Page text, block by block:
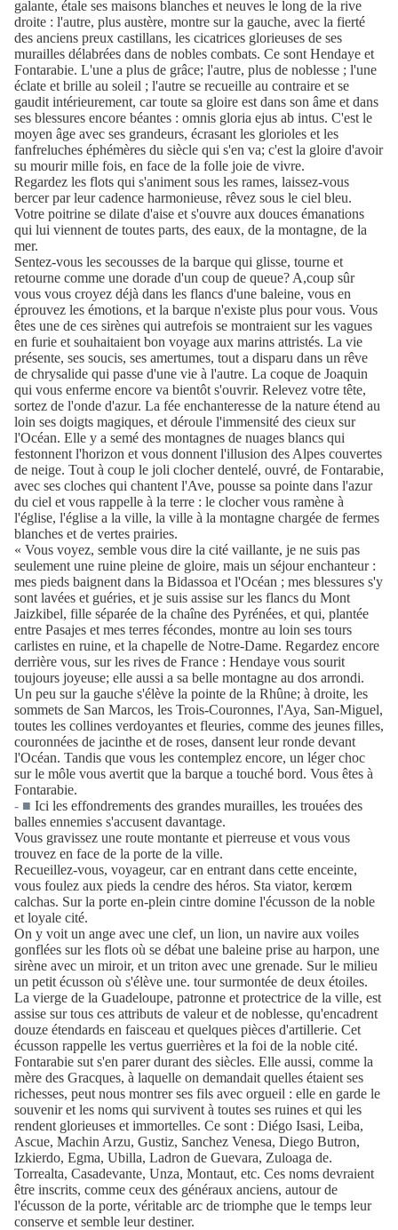
galante, étale ses maisons blanches et neuves le long de la rive
droite : l'autre, plus austère, montre sur la gauche, avec la fierté
des anciens preux castillans, les cicatrices glorieuses de ses
murailles délabrées dans de nobles combats. Ce sont Hendaye et
Fontarabie. L'une a plus de grâce; l'autre, plus de noblesse ; l'une
éclate et brille au soleil ; l'autre se recueille au contraire et se
gaudit intérieurement, car toute sa gloire est dans son âme et dans
ses blessures encore béantes : omnis gloria ejus ab intus. C'est le
moyen âge avec ses grandeurs, écrasant les glorioles et les
fanfreluches éphémères du siècle qui s'en va; c'est la gloire d'avoir
su mourir mille fois, en face de la folle joie de vivre.
Regardez les flots qui s'animent sous les rames, laissez-vous
bercer par leur cadence harmonieuse, rêvez sous le ciel bleu.
Votre poitrine se dilate d'aise et s'ouvre aux douces émanations
qui lui viennent de toutes parts, des eaux, de la montagne, de la
mer.
Sentez-vous les secousses de la barque qui glisse, tourne et
retourne comme une dorade d'un coup de queue? A,coup sûr
vous vous croyez déjà dans les flancs d'une baleine, vous en
éprouvez les émotions, et la barque n'existe plus pour vous. Vous
êtes une de ces sirènes qui autrefois se montraient sur les vagues
en furie et souhaitaient bon voyage aux marins attristés. La vie
présente, ses soucis, ses amertumes, tout a disparu dans un rêve
de chrysalide qui passe d'une vie à l'autre. La coque de Joaquin
qui vous enferme encore va bientôt s'ouvrir. Relevez votre tête,
sortez de l'onde d'azur. La fée enchanteresse de la nature étend au
loin ses doigts magiques, et déroule l'immensité des cieux sur
l'Océan. Elle y a semé des montagnes de nuages blancs qui
festonnent l'horizon et vous donnent l'illusion des Alpes couvertes
de neige. Tout à coup le joli clocher dentelé, ouvré, de Fontarabie,
avec ses cloches qui chantent l'Ave, pousse sa pointe dans l'azur
du ciel et vous rappelle à la terre : le clocher vous ramène à
l'église, l'église a la ville, la ville à la montagne chargée de fermes
blanches et de vertes prairies.
« Vous voyez, semble vous dire la cité vaillante, je ne suis pas
seulement une ruine pleine de gloire, mais un séjour enchanteur :
mes pieds baignent dans la Bidassoa et l'Océan ; mes blessures s'y
sont lavées et guéries, et je suis assise sur les flancs du Mont
Jaizkibel, fille séparée de la chaîne des Pyrénées, et qui, plantée
entre Pasajes et mes terres fécondes, montre au loin ses tours
carlistes en ruine, et la chapelle de Notre-Dame. Regardez encore
derrière vous, sur les rives de France : Hendaye vous sourit
toujours joyeuse; elle aussi a sa belle montagne au dos arrondi.
Un peu sur la gauche s'élève la pointe de la Rhûne; à droite, les
sommets de San Marcos, les Trois-Couronnes, l'Aya, San-Miguel,
toutes les collines verdoyantes et fleuries, comme des jeunes filles,
couronnées de jacinthe et de roses, dansent leur ronde devant
l'Océan. Tandis que vous les contemplez encore, un léger choc
sur le môle vous avertit que la barque a touché bord. Vous êtes à
Fontarabie.
- ■ Ici les effondrements des grandes murailles, les trouées des
balles ennemies s'accusent davantage.
Vous gravissez une route montante et pierreuse et vous vous
trouvez en face de la porte de la ville.
Recueillez-vous, voyageur, car en entrant dans cette enceinte,
vous foulez aux pieds la cendre des héros. Sta viator, kerœm
calchas. Sur la porte en-plein cintre domine l'écusson de la noble
et loyale cité.
On y voit un ange avec une clef, un lion, un navire aux voiles
gonflées sur les flots où se débat une baleine prise au harpon, une
sirène avec un miroir, et un triton avec une grenade. Sur le milieu
un petit écusson où s'élève une. tour surmontée de deux étoiles.
La vierge de la Guadeloupe, patronne et protectrice de la ville, est
assise sur tous ces attributs de valeur et de noblesse, qu'encadrent
douze étendards en faisceau et quelques pièces d'artillerie. Cet
écusson rappelle les vertus guerrières et la foi de la noble cité.
Fontarabie sut s'en parer durant des siècles. Elle aussi, comme la
mère des Gracques, à laquelle on demandait quelles étaient ses
richesses, peut nous montrer ses fils avec orgueil : elle en garde le
souvenir et les noms qui survivent à toutes ses ruines et qui les
rendent glorieuses et immortelles. Ce sont : Diégo Isasi, Leiba,
Ascue, Machin Arzu, Gustiz, Sanchez Venesa, Diego Butron,
Izkierdo, Egma, Ubilla, Ladron de Guevara, Zuloaga de.
Torrealta, Casadevante, Unza, Montaut, etc. Ces noms devraient
être inscrits, comme ceux des généraux anciens, autour de
l'écusson de la porte, véritable arc de triomphe que le temps leur
conserve et semble leur destiner.